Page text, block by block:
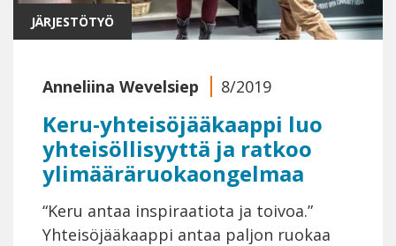
JÄRJESTÖTYÖ
Anneliina Wevelsiep 8/2019
Keru-yhteisöjääkaappi luo
yhteisöllisyyttä ja ratkoo
ylimääräruokaongelmaa
“Keru antaa inspiraatiota ja toivoa.”
Yhteisöjääkaappi antaa paljon ruokaa